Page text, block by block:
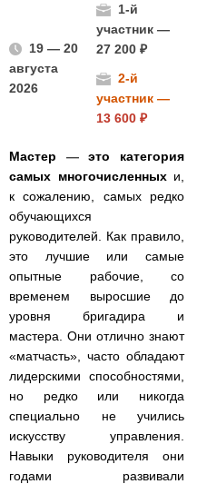
19 — 20
августа
2026
1-й
участник —
27 200 ₽
2-й
участник —
13 600 ₽
Мастер —это категория
самых многочисленных и,
к сожалению, самых редко
обучающихся
руководителей. Как правило,
это лучшие или самые
опытные рабочие, со
временем выросшие до
уровня бригадира и
мастера. Они отлично знают
«матчасть», часто обладают
лидерскими способностями,
но редко или никогда
специально не учились
искусству управления.
Навыки руководителя они
годами развивали